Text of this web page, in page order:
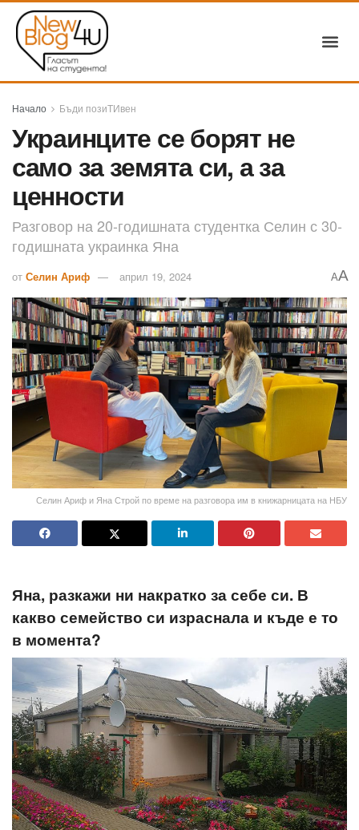
Начало Бъди позиТИвен
Украинците се борят не
само за земята си, а за
ценности
Разговор на 20-годишната студентка Селин с 30-
годишната украинка Яна
от Селин Ариф април 19, 2024 AA
Селин Ариф и Яна Строй по време на разговора им в книжарницата на НБУ
Яна, разкажи ни накратко за себе си. В
какво семейство си израснала и къде е то
в момента?